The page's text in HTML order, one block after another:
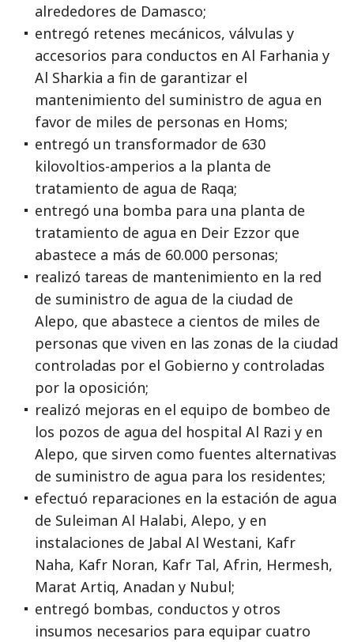
alrededores de Damasco;
entregó retenes mecánicos, válvulas y
accesorios para conductos en Al Farhania y
Al Sharkia a fin de garantizar el
mantenimiento del suministro de agua en
favor de miles de personas en Homs;
entregó un transformador de 630
kilovoltios-amperios a la planta de
tratamiento de agua de Raqa;
entregó una bomba para una planta de
tratamiento de agua en Deir Ezzor que
abastece a más de 60.000 personas;
realizó tareas de mantenimiento en la red
de suministro de agua de la ciudad de
Alepo, que abastece a cientos de miles de
personas que viven en las zonas de la ciudad
controladas por el Gobierno y controladas
por la oposición;
realizó mejoras en el equipo de bombeo de
los pozos de agua del hospital Al Razi y en
Alepo, que sirven como fuentes alternativas
de suministro de agua para los residentes;
efectuó reparaciones en la estación de agua
de Suleiman Al Halabi, Alepo, y en
instalaciones de Jabal Al Westani, Kafr
Naha, Kafr Noran, Kafr Tal, Afrin, Hermesh,
Marat Artiq, Anadan y Nubul;
entregó bombas, conductos y otros
insumos necesarios para equipar cuatro